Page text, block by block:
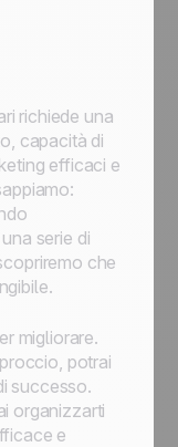
richiede una
capacità di
efficaci e
serie di
che
migliorare.
potrai
successo.
organizzarti
e